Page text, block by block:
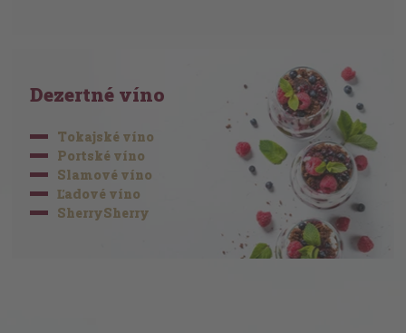
Dezertné víno
Tokajské víno
Portské víno
Slamové víno
Ľadové víno
SherrySherry